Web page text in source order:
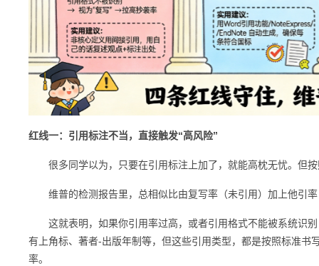
红线一：引用标注不当，直接触发“高风险”
很多同学以为，只要在引用标注上加了，就能高枕无忧。但按
维普的检测报告里，总相似比由复写率（未引用）加上他引率
这就表明，如果你引用率过高，或者引用格式不能被系统识别
有上角标、著者-出版年制等，但这些引用类型，都是按照标准书
率。